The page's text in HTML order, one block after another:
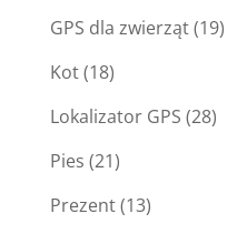
GPS dla zwierząt(19)
Kot(18)
Lokalizator GPS (28)
Pies (21)
Prezent(13)